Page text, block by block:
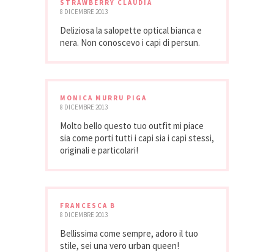
STRAWBERRY CLAUDIA
8 DICEMBRE 2013
Deliziosa la salopette optical bianca e
nera. Non conoscevo i capi di persun.
MONICA MURRU PIGA
8 DICEMBRE 2013
Molto bello questo tuo outfit mi piace
sia come porti tutti i capi sia i capi stessi,
originali e particolari!
FRANCESCA B
8 DICEMBRE 2013
Bellissima come sempre, adoro il tuo
stile, sei una vero urban queen!